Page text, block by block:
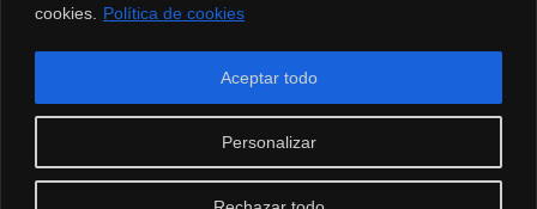
cookies.
Política de cookies
Personalizar
Aceptar todo
© 2026 |Privacy Policy|Data Protection Policy|Media Kit| All
Rights Reserved | Powered by Clouxter